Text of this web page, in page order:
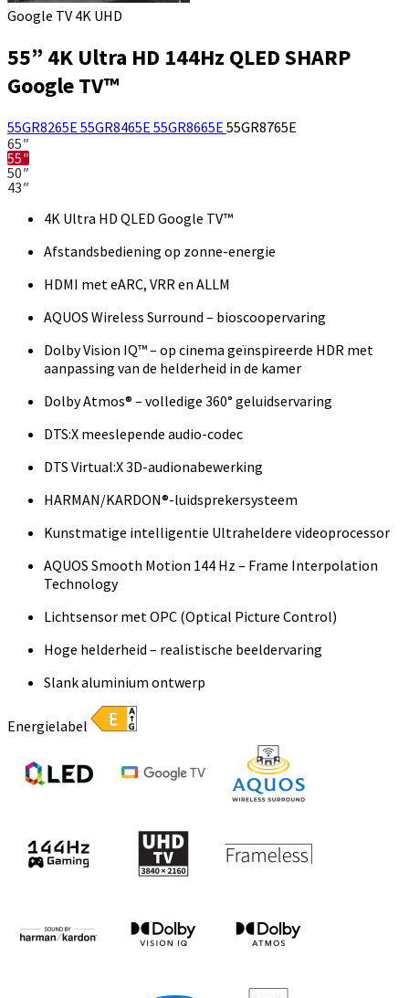
Google TV 4K UHD
55” 4K Ultra HD 144Hz QLED SHARP
Google TV™
55GR8265E 55GR8465E 55GR8665E 55GR8765E
65″
55″
50″
43″
4K Ultra HD QLED Google TV™
Afstandsbediening op zonne-energie
HDMI met eARC, VRR en ALLM
AQUOS Wireless Surround – bioscoopervaring
Dolby Vision IQ™ – op cinema geïnspireerde HDR met
aanpassing van de helderheid in de kamer
Dolby Atmos® – volledige 360° geluidservaring
DTS:X meeslepende audio-codec
DTS Virtual:X 3D-audionabewerking
HARMAN/KARDON®-luidsprekersysteem
Kunstmatige intelligentie Ultraheldere videoprocessor
AQUOS Smooth Motion 144 Hz – Frame Interpolation
Technology
Lichtsensor met OPC (Optical Picture Control)
Hoge helderheid – realistische beeldervaring
Slank aluminium ontwerp
Energielabel